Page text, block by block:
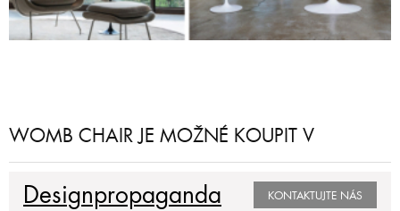
WOMB CHAIR JE MOŽNÉ KOUPIT V
Designpropaganda KONTAKTUJTE NÁS